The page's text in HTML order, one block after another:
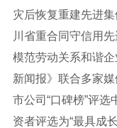
灾后恢复重建先进
川省重合同守信用
模范劳动关系和谐
新闻报》联合多家
市公司“口碑榜”评
资者评选为“最具成